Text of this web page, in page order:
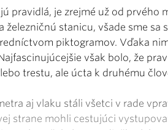
pravidlá, je zrejmé už od prvého
železničnú stanicu, všade sme
piktogramov. Vďaka
však bolo, že
trestu, ale úcta k druhému
aj vlaku stáli všetci v rade
strane mohli cestujúci